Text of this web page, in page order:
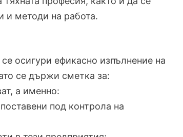
и методи на работа.
осигури ефикасно изпълнение на
се държи сметка за:
а именно:
под контрола на